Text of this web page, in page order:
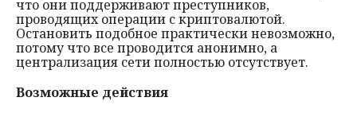
что они поддерживают преступников,
проводящих операции с криптовалютой.
Остановить подобное практически невозможно,
потому что все проводится анонимно, а
централизация сети полностью отсутствует.
Возможные действия